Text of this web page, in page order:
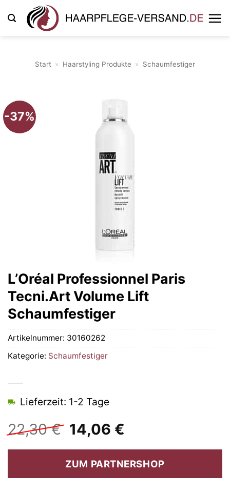
Inhalt
Start » Haarstyling Produkte » Schaumfestiger
-37%
L’Oréal Professionnel Paris
Tecni.Art Volume Lift
Schaumfestiger
22,30€ Ursprünglicher
Preis
war:
22,30 €
14,06 €
ist:
14,06 €.
Lieferzeit: 1-2 Tage
ZUM PARTNERSHOP
Artikelnummer: 30160262
Kategorie: Schaumfestiger